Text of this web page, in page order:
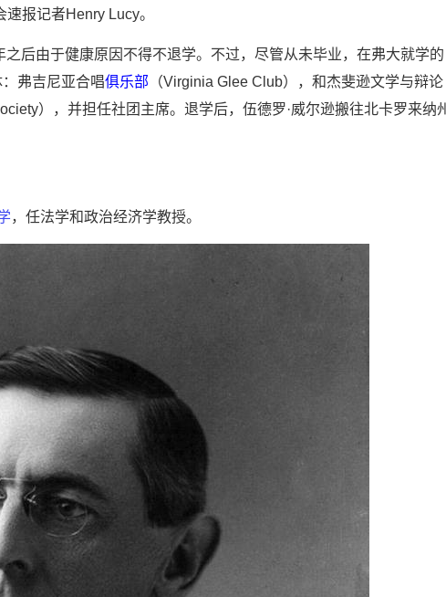
速报记者Henry Lucy。
后由于健康原因不得不退学。不过，尽管从未毕业，在弗大就学的
弗吉尼亚合唱俱乐部 （Virginia Glee Club），和杰斐逊文学与辩论
），并担任社团主席。退学后，伍德罗·威尔逊搬往北卡罗来纳
，任法学和政治经济学教授。